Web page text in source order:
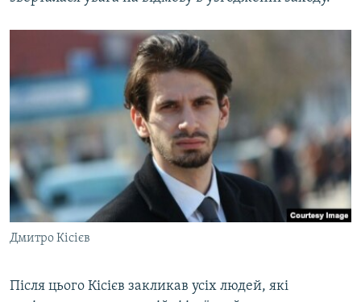
Дмитро Кісієв
Після цього Кісієв закликав усіх людей, які